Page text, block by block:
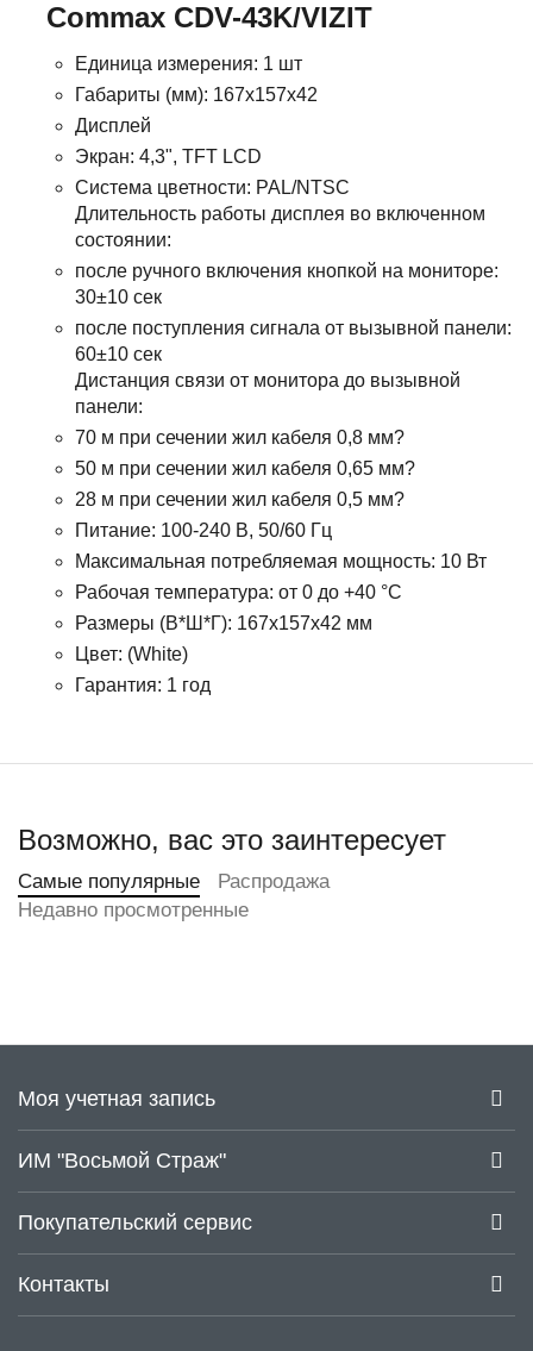
Commax CDV-43K/VIZIT
Единица измерения: 1 шт
Габариты (мм): 167x157x42
Дисплей
Экран: 4,3", TFT LCD
Система цветности: PAL/NTSC
Длительность работы дисплея во включенном
состоянии:
после ручного включения кнопкой на мониторе:
30±10 сек
после поступления сигнала от вызывной панели:
60±10 сек
Дистанция связи от монитора до вызывной
панели:
70 м при сечении жил кабеля 0,8 мм?
50 м при сечении жил кабеля 0,65 мм?
28 м при сечении жил кабеля 0,5 мм?
Питание: 100-240 В, 50/60 Гц
Максимальная потребляемая мощность: 10 Вт
Рабочая температура: от 0 до +40 °С
Размеры (В*Ш*Г): 167x157x42 мм
Цвет: (White)
Гарантия: 1 год
Возможно, вас это заинтересует
Самые популярные
Распродажа
Недавно просмотренные
Моя учетная запись
ИМ "Восьмой Страж"
Покупательский сервис
Контакты